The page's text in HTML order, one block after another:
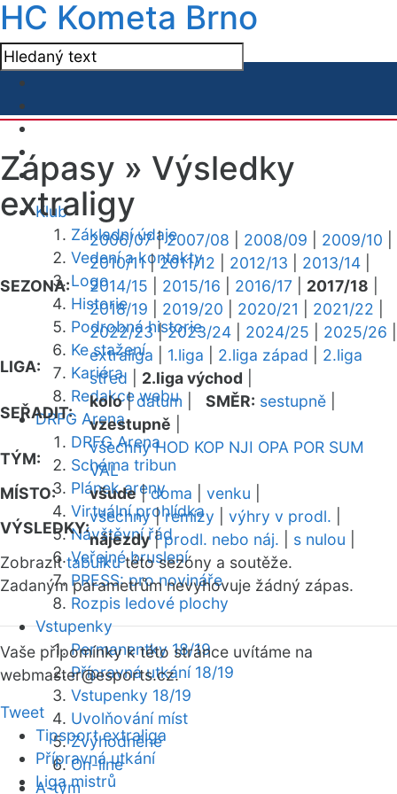
HC Kometa Brno
Klub
Základní údaje
Vedení a kontakty
Logo
Historie
Podrobná historie
Ke stažení
Kariéra
Redakce webu
DRFG Arena
DRFG Arena
Schéma tribun
Plánek areny
Virtuální prohlídka
Návštěvní řád
Veřejné bruslení
PRESS: pro novináře
Rozpis ledové plochy
Vstupenky
Permanentky 18/19
Přípravná utkání 18/19
Vstupenky 18/19
Uvolňování míst
Zvýhodněné
On-line
A-tým
Zápasy » Výsledky
extraligy
SEZONA:
2006/07|2007/08 2008/09 2009/10
2010/11|2011/12 2012/13 2013/14
2014/15
2015/16 2016/17 2017/18
2018/19
2019/20 2020/21 2021/22
2022/23|2023/24 2024/25 2025/26
LIGA:
extraliga 1.liga 2.liga západ
2.liga
střed
2.liga východ
SEŘADIT:
kolo|datum SMĚR: sestupně
vzestupně
TÝM:
všechny HOD KOP NJI OPA POR SUM
VAL
MÍSTO:
všude|doma venku
VÝSLEDKY:
všechny|remízy výhry v prodl.
nájezdy|prodl. nebo náj. s nulou
Zobrazittabulkutéto sezóny a soutěže.
Zadaným parametrům nevyhovuje žádný zápas.
Vaše připomínky k této stránce uvítáme na
webmaster@esports.cz.
Tweet
Tipsport extraliga
Přípravná utkání
Liga mistrů